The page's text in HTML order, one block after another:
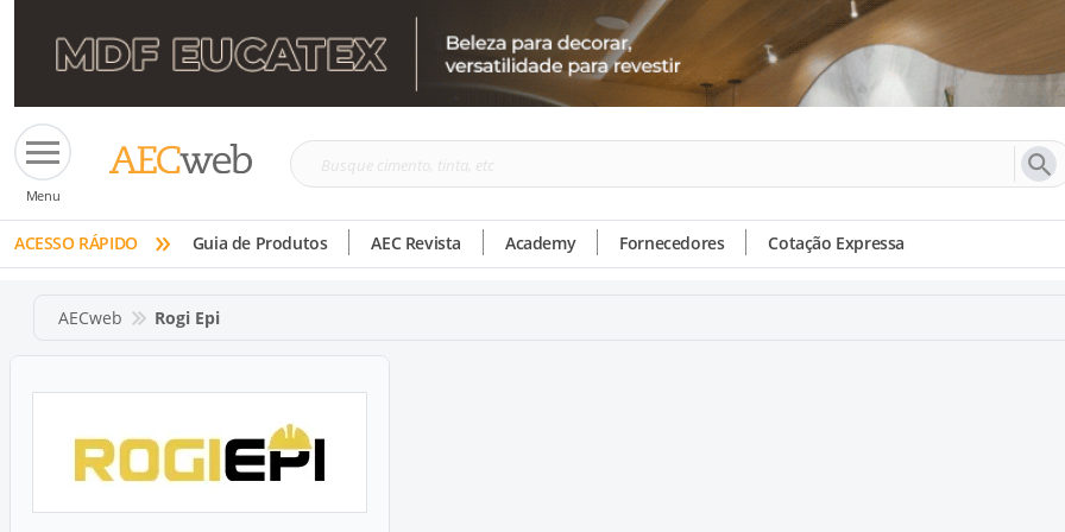
Menu
Busque
tinta,
etc
ACESSO RÁPIDO » Guia de Produtos AEC Revista Academy Fornecedores Cotação Expressa
AECweb Rogi Epi